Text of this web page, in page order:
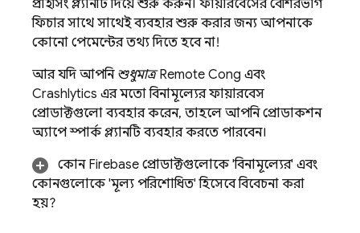
প্রাইসিং প্ল্যানটি দিয়ে শুরু করুন। ফায়ারবেসের বেশিরভাগ
ফিচার সাথে সাথেই ব্যবহার শুরু করার জন্য আপনাকে
কোনো পেমেন্টের তথ্য দিতে হবে না!
আর যদি আপনি শুধুমাত্র Remote Config এবং
Crashlytics এর মতো বিনামূল্যের ফায়ারবেস
প্রোডাক্টগুলো ব্যবহার করেন, তাহলে আপনি প্রোডাকশন
অ্যাপে স্পার্ক প্ল্যানটি ব্যবহার করতে পারবেন।
কোন Firebase প্রোডাক্টগুলোকে 'বিনামূল্যের' এবং
কোনগুলোকে 'মূল্য পরিশোধিত' হিসেবে বিবেচনা করা
হয়?